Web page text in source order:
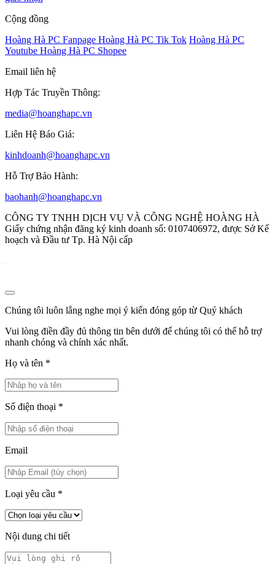
Cộng đồng
Hoàng Hà PC Fanpage Hoàng Hà PC Tik Tok Hoàng Hà PC
Youtube Hoàng Hà PC Shopee
Email liên hệ
Hợp Tác Truyền Thông:
media@hoanghapc.vn
Liên Hệ Báo Giá:
kinhdoanh@hoanghapc.vn
Hỗ Trợ Bảo Hành:
baohanh@hoanghapc.vn
CÔNG TY TNHH DỊCH VỤ VÀ CÔNG NGHỆ HOÀNG HÀ
Giấy chứng nhận đăng ký kinh doanh số: 0107406972, được Sở Kế
hoạch và Đầu tư Tp. Hà Nội cấp
Chúng tôi luôn lắng nghe mọi ý kiến đóng góp từ Quý khách
Vui lòng điền đầy đủ thông tin bên dưới để chúng tôi có thể hỗ trợ
nhanh chóng và chính xác nhất.
Họ và tên *
Số điện thoại *
Email
Loại yêu cầu *
Nội dung chi tiết